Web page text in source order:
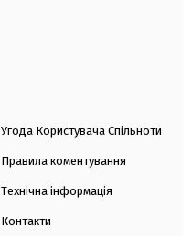
Угода Користувача Спільноти
Правила коментування
Технічна інформація
Контакти